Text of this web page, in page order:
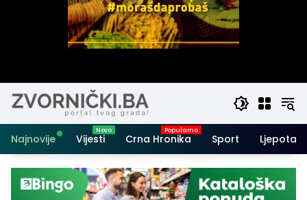
Najnovije Vijesti Crna Hronika Sport Ljepota i